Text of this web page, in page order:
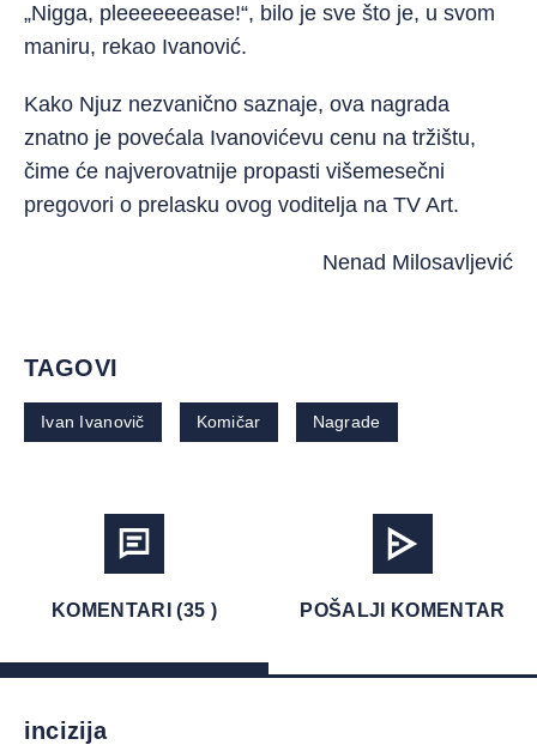
„Nigga, pleeeeeeease!“, bilo je sve što je, u svom
maniru, rekao Ivanović.
Kako Njuz nezvanično saznaje, ova nagrada
znatno je povećala Ivanovićevu cenu na tržištu,
čime će najverovatnije propasti višemesečni
pregovori o prelasku ovog voditelja na TV Art.
Nenad Milosavljević
TAGOVI
Ivan Ivanovič Komičar Nagrade
KOMENTARI (35 ) POŠALJI KOMENTAR
incizija